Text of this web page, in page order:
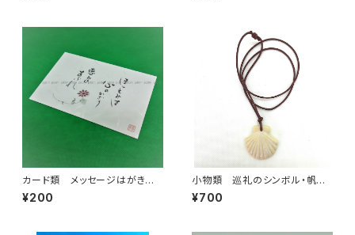
カード類 メッセージはがき
ほほえみは…
¥200
小物類 巡礼のシンボル・帆立
貝の焼き物ペンダント 白土
¥700